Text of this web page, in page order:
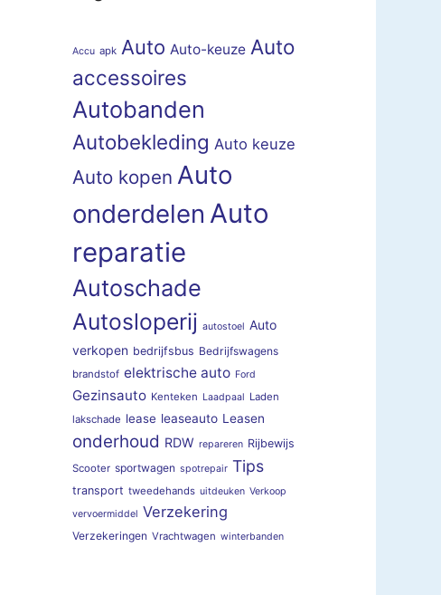
Accu apk Auto Auto-keuze Auto
accessoires
Autobanden
Autobekleding Auto keuze
Auto kopen Auto
onderdelen Auto
reparatie
Autoschade
Autosloperij autostoel Auto
verkopen bedrijfsbus Bedrijfswagens
brandstof elektrische auto Ford
Gezinsauto Kenteken Laadpaal Laden
lakschade lease leaseauto Leasen
onderhoud RDW repareren Rijbewijs
Scooter sportwagen spotrepair Tips
transport tweedehands uitdeuken Verkoop
vervoermiddel Verzekering
Verzekeringen Vrachtwagen winterbanden